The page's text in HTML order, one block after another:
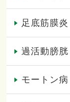
足底筋膜炎
過活動膀胱
モートン病